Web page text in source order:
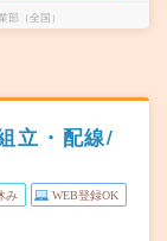
（全国）
立・配線/
み WEB登録OK